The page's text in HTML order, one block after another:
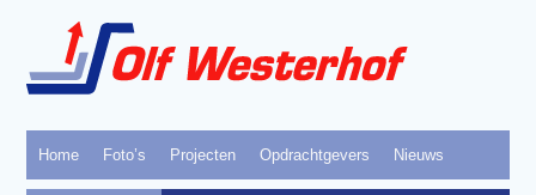
Home Foto’s Projecten Opdrachtgevers Nieuws